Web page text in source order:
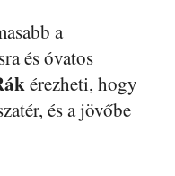
a
és óvatos
érezheti, hogy
és a jövőbe